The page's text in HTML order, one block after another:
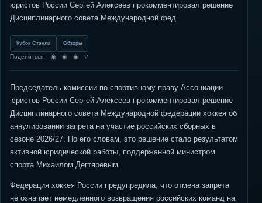
юристов России Сергей Алексеев прокомментировал решение
Дисциплинарного совета Международной фед
Кубок Стэнли Обзоры
Поделиться: ◉ ◉ ◉ ↗
Председатель комиссии по спортивному праву Ассоциации
юристов России Сергей Алексеев прокомментировал решение
Дисциплинарного совета Международной федерации хоккея об
аннулировании запрета на участие российских сборных в
сезоне 2026/27. По его словам, это решение стало результатом
активной юридической работы, поддержанной министром
спорта Михаилом Дегтяревым.
Федерация хоккея России предупредила, что отмена запрета
не означает немедленного возвращения российских команд на